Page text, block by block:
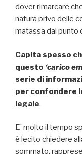
dover rimarcare
natura privo delle
matassa dal punto
Capita spesso
questo ‘carico
serie di
per confondere
legale.
E’ molto il tempo
è lecito chiedere
sommato,